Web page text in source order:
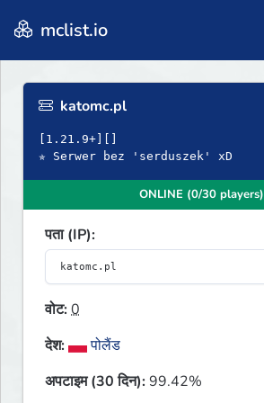
mclist.io
katomc.pl
[1.21.9+][]
✯ Serwer bez 'serduszek' xD
ONLINE (0/30 players)
पता (IP):
वोट:0
देश:
पोलैंड
अपटाइम (30 दिन):99.42%